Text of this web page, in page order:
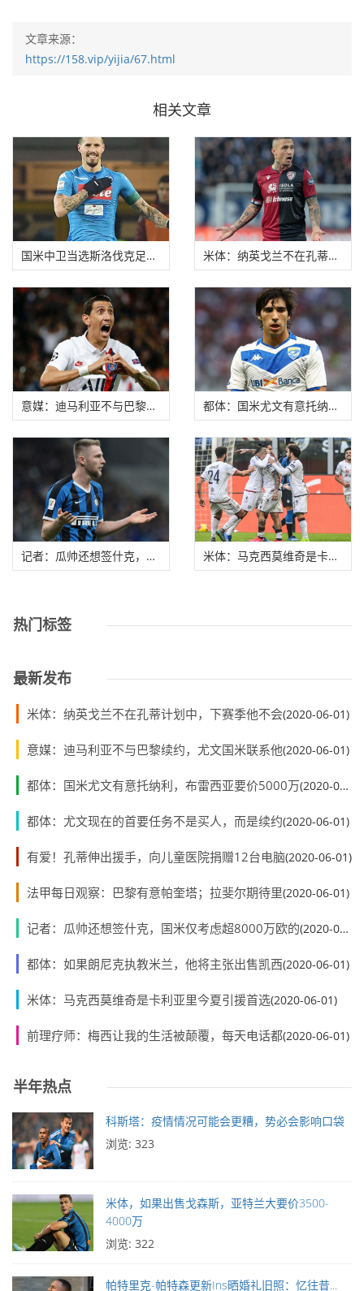
文章来源：
https://158.vip/yijia/67.html
相关文章
国米中卫当选斯洛伐克足球先生 哈姆西克第3无缘 米体：纳英戈兰不在孔蒂计划中，下赛季他不会
意媒：迪马利亚不与巴黎续约，尤文国米联系他 都体：国米尤文有意托纳利，布雷西亚要价5000万
记者：瓜帅还想签什克，国米仅考虑超8000万欧的 米体：马克西莫维奇是卡利亚里今夏引援首选
热门标签
最新发布
米体：纳英戈兰不在孔蒂计划中，下赛季他不会(2020-06-01)
意媒：迪马利亚不与巴黎续约，尤文国米联系他(2020-06-01)
都体：国米尤文有意托纳利，布雷西亚要价5000万(2020-06-01)
都体：尤文现在的首要任务不是买人，而是续约(2020-06-01)
有爱！孔蒂伸出援手，向儿童医院捐赠12台电脑(2020-06-01)
法甲每日观察：巴黎有意帕奎塔；拉斐尔期待里(2020-06-01)
记者：瓜帅还想签什克，国米仅考虑超8000万欧的(2020-06-01)
都体：如果朗尼克执教米兰，他将主张出售凯西(2020-06-01)
米体：马克西莫维奇是卡利亚里今夏引援首选(2020-06-01)
前理疗师：梅西让我的生活被颠覆，每天电话都(2020-06-01)
半年热点
科斯塔：疫情情况可能会更糟，势必会影响口袋
浏览: 323
米体，如果出售戈森斯，亚特兰大要价3500-
4000万
浏览: 322
帕特里克-帕特森更新Ins晒婚礼旧照：忆往昔...